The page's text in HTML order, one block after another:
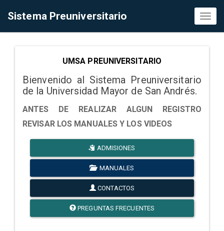
Sistema Preuniversitario
UMSA PREUNIVERSITARIO
Bienvenido al Sistema Preuniversitario
de la Universidad Mayor de San Andrés.
ANTES DE REALIZAR ALGUN REGISTRO
REVISAR LOS MANUALES Y LOS VIDEOS
ADMISIONES
MANUALES
CONTACTOS
PREGUNTAS FRECUENTES